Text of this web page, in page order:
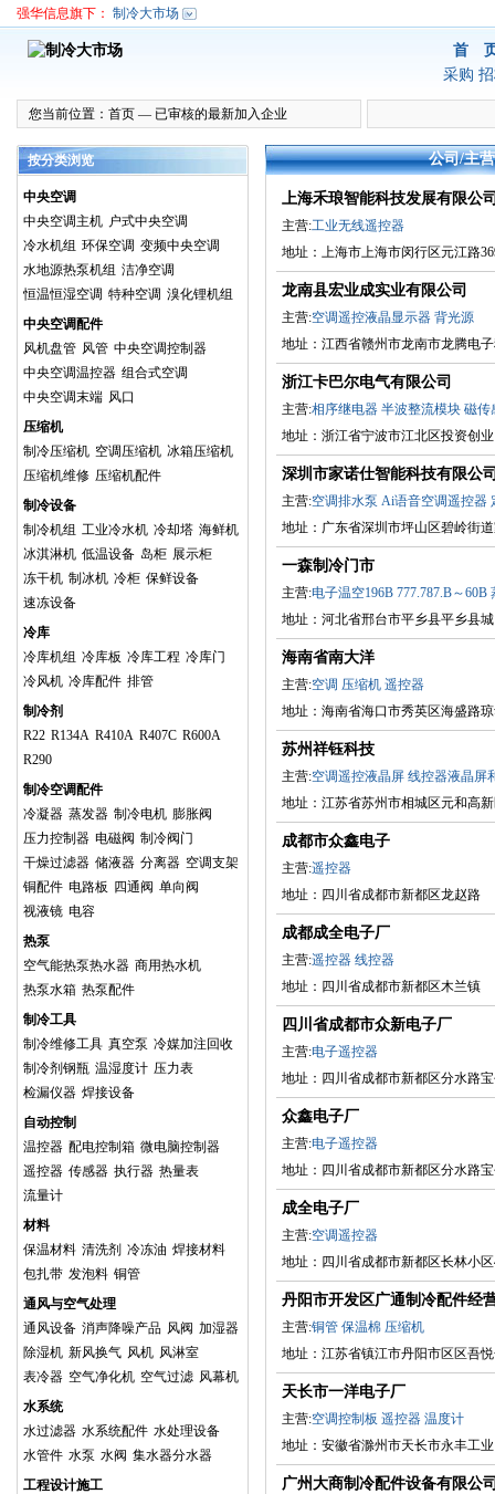
强华信息旗下： 制冷大市场
首
采购
您当前位置： 首页 — 已审核的最新加入企业
按分类浏览
中央空调
中央空调主机 户式中央空调
冷水机组 环保空调 变频中央空调
水地源热泵机组 洁净空调
恒温恒湿空调 特种空调 溴化锂机组
中央空调配件
风机盘管 风管 中央空调控制器
中央空调温控器 组合式空调
中央空调末端 风口
压缩机
制冷压缩机 空调压缩机 冰箱压缩机
压缩机维修 压缩机配件
制冷设备
制冷机组 工业冷水机 冷却塔 海鲜机
冰淇淋机 低温设备 岛柜 展示柜
冻干机 制冰机 冷柜 保鲜设备
速冻设备
冷库
冷库机组 冷库板 冷库工程 冷库门
冷风机 冷库配件 排管
制冷剂
R22 R134A R410A R407C R600A
R290
制冷空调配件
冷凝器 蒸发器 制冷电机 膨胀阀
压力控制器 电磁阀 制冷阀门
干燥过滤器 储液器 分离器 空调支架
铜配件 电路板 四通阀 单向阀
视液镜 电容
热泵
空气能热泵热水器 商用热水机
热泵水箱 热泵配件
制冷工具
制冷维修工具 真空泵 冷媒加注回收
制冷剂钢瓶 温湿度计 压力表
检漏仪器 焊接设备
自动控制
温控器 配电控制箱 微电脑控制器
遥控器 传感器 执行器 热量表
流量计
材料
保温材料 清洗剂 冷冻油 焊接材料
包扎带 发泡料 铜管
通风与空气处理
通风设备 消声降噪产品 风阀 加湿器
除湿机 新风换气 风机 风淋室
表冷器 空气净化机 空气过滤 风幕机
水系统
水过滤器 水系统配件 水处理设备
水管件 水泵 水阀 集水器分水器
工程设计施工
公司/主
上海禾琅智能科技发展有限公
主营:工业无线遥控器
地址：上海市上海市闵行区元江路
龙南县宏业成实业有限公司
主营:空调遥控液晶显示器 背光源
地址：江西省赣州市龙南市龙腾电
浙江卡巴尔电气有限公司
主营:相序继电器 半波整流模块 磁传
地址：浙江省宁波市江北区投资创
深圳市家诺仕智能科技有限公
主营:空调排水泵 Ai语音空调遥控器
地址：广东省深圳市坪山区碧岭街
一森制冷门市
主营:电子温空196B 777.787.B～60B
地址：河北省邢台市平乡县平乡县城
海南省南大洋
主营:空调 压缩机 遥控器
地址：海南省海口市秀英区海盛路
苏州祥钰科技
主营:空调遥控液晶屏 线控器液晶屏
地址：江苏省苏州市相城区元和高
成都市众鑫电子
主营:遥控器
地址：四川省成都市新都区龙赵路
成都成全电子厂
主营:遥控器 线控器
地址：四川省成都市新都区木兰镇
四川省成都市众新电子厂
主营:电子遥控器
地址：四川省成都市新都区分水路宝
众鑫电子厂
主营:电子遥控器
地址：四川省成都市新都区分水路宝
成全电子厂
主营:空调遥控器
地址：四川省成都市新都区长林小
丹阳市开发区广通制冷配件经
主营:铜管 保温棉 压缩机
地址：江苏省镇江市丹阳市区区吾
天长市一洋电子厂
主营:空调控制板 遥控器 温度计
地址：安徽省滁州市天长市永丰工
广州大商制冷配件设备有限公